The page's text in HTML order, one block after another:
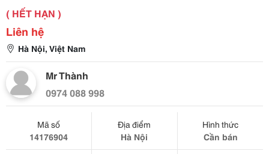
( HẾT HẠN )
Liên hệ
Hà Nội, Việt Nam
Mr Thành
0974 088 998
Mã số
14176904
Địa điểm
Hà Nội
Hình thức
Cần bán